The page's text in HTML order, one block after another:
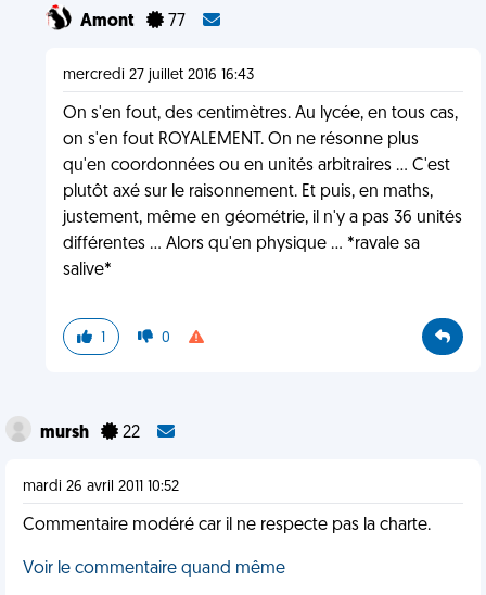
Amont 77
mercredi 27 juillet 2016 16:43
On s'en fout, des centimètres. Au lycée, en tous cas,
on s'en fout ROYALEMENT. On ne résonne plus
qu'en coordonnées ou en unités arbitraires ... C'est
plutôt axé sur le raisonnement. Et puis, en maths,
justement, même en géométrie, il n'y a pas 36 unités
différentes ... Alors qu'en physique ... *ravale sa
salive*
1 0
mursh 22
mardi 26 avril 2011 10:52
Commentaire modéré car il ne respecte pas la charte.
Voir le commentaire quand même